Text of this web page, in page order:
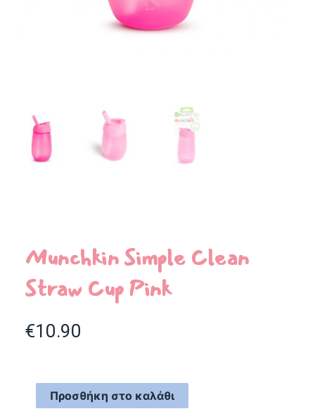
Munchkin Simple Clean
Straw Cup Pink
€10.90
Προσθήκη στο καλάθι